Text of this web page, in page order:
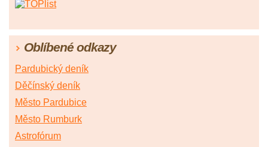
Oblíbené odkazy
Pardubický deník
Děčínský deník
Město Pardubice
Město Rumburk
Astrofórum